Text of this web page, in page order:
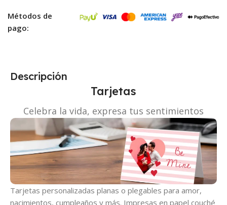
Métodos de
pago:
Descripción
Tarjetas
Celebra la vida, expresa tus sentimientos
Tarjetas personalizadas planas o plegables para amor,
nacimientos, cumpleaños y más. Impresas en papel couché